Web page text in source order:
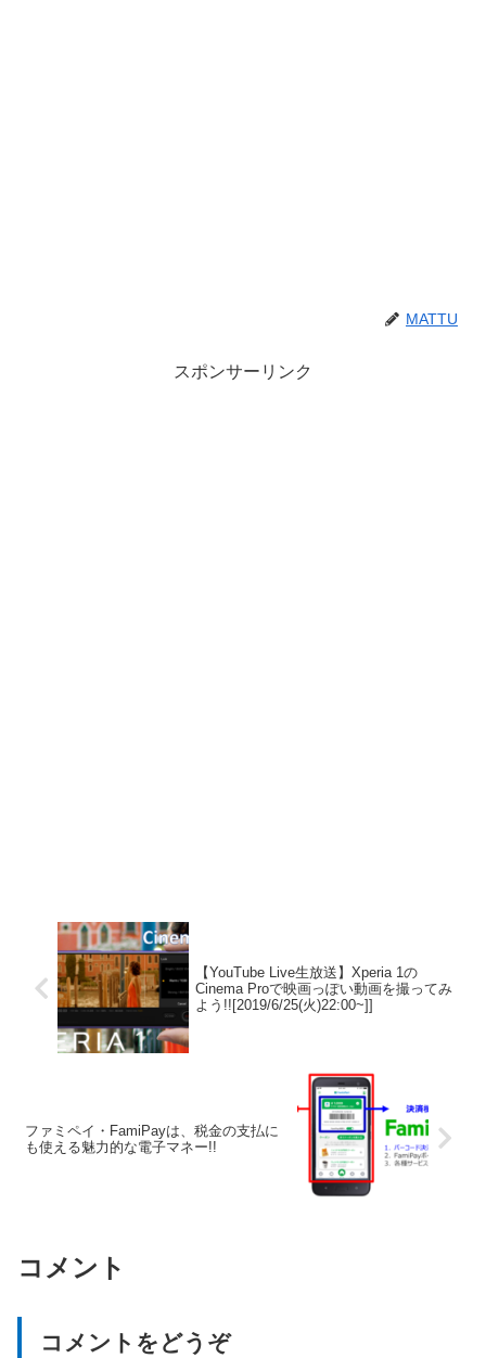
MATTU
スポンサーリンク
【YouTube Live生放送】Xperia 1の
Cinema Proで映画っぽい動画を撮ってみ
よう!![2019/6/25(火)22:00~]]
ファミペイ・FamiPayは、税金の支払に
も使える魅力的な電子マネー!!
コメント
コメントをどうぞ